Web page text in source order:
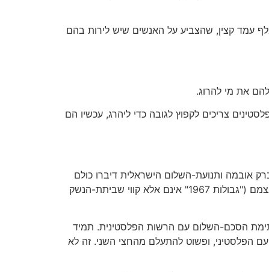
עמד קצין, שהצביע על האנשים שיש לירות בהם
את מי להרוג.
הפלסטינים צריכים לקפוץ לגובה כדי ליהרג, עכשיו הם
אובמה ותנועת-השלום הישראלית דיברו כולם
על "גבולות 1967". כאשר ידידיי ואני התחלנו ב-1949 לדבר על פיתרון שתי-המדינות, גם אנחנו התכוונו לאותם הגבולות עצמם ("גבולות 1967" אינם אלא קווי שביתת-הנשק
הסכם-השלום עם הרשות הפלסטינית. תמיד
הפלסטיני, ופשוט להתעלם מהחצי השני. זה לא